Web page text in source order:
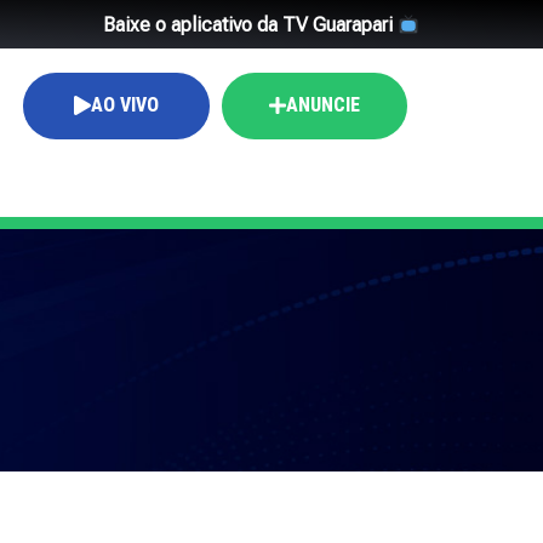
Baixe o aplicativo da TV Guarapari
AO VIVO ANUNCIE